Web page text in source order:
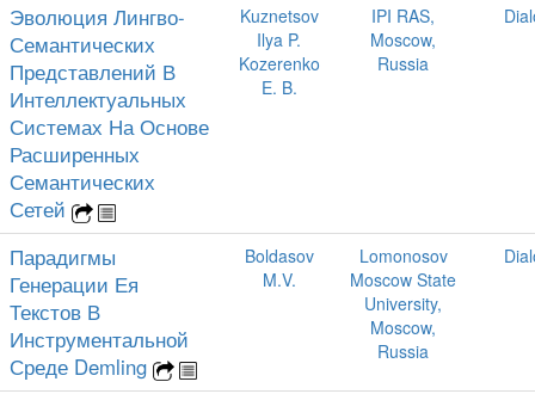
Эволюция Лингво-
Семантических
Представлений В
Интеллектуальных
Системах На Основе
Расширенных
Семантических
Сетей
Kuznetsov
Ilya P.
Kozerenko
E. B.
IPI RAS,
Moscow,
Russia
Парадигмы
Генерации Ея
Текстов В
Инструментальной
Среде Demling
Boldasov
M.V.
Lomonosov
Moscow State
University,
Moscow,
Russia